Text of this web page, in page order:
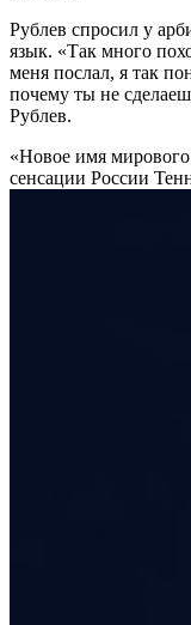
Рублев спросил у
язык. «Так много
меня послал, я так
почему ты не
Рублев.
«Новое имя мирового
сенсации России